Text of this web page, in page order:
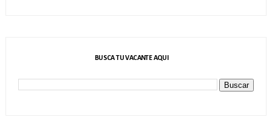
BUSCA TU VACANTE AQUI